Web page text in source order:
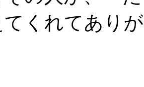
くれてあり